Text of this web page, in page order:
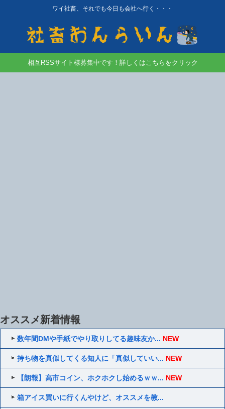
ワイ社畜、それでも今日も会社へ行く・・・
相互RSSサイト様募集中です！詳しくはこちらをクリック
オススメ新着情報
数年間DMや手紙でやり取りしてる趣味友か... NEW
持ち物を真似してくる知人に「真似していい... NEW
【朗報】高市コイン、ホクホクし始めるｗｗ... NEW
箱アイス買いに行くんやけど、オススメを教...